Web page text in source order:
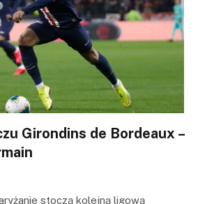
Girondins de Bordeaux –
stoczą kolejną ligową